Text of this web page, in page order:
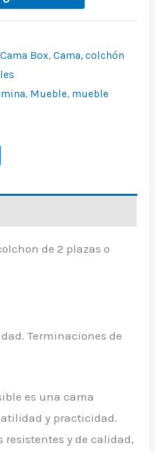
Cama Box,Cama, colchón
, Mueble, mueble
de 2 plazas o
Terminaciones de
es una cama
y practicidad.
y de calidad,